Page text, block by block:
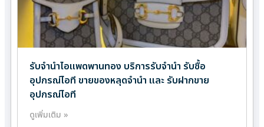
รับจำนำไอแพดพานทอง บริการรับจำนำ รับซื้อ
อุปกรณ์ไอที ขายของหลุดจำนำ และ รับฝากขาย
อุปกรณ์ไอที
ดูเพิ่มเติม »